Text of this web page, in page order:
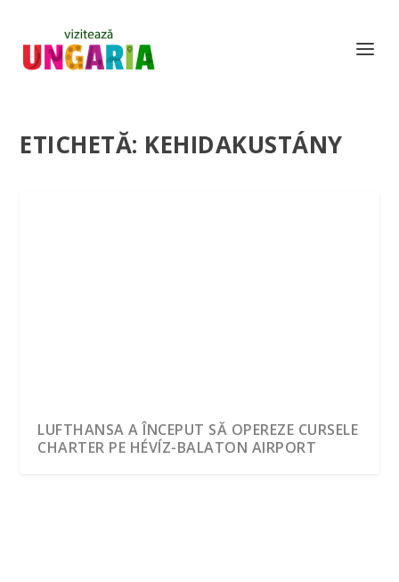
ETICHETĂ: KEHIDAKUSTÁNY
LUFTHANSA A ÎNCEPUT SĂ OPEREZE CURSELE
CHARTER PE HÉVÍZ-BALATON AIRPORT